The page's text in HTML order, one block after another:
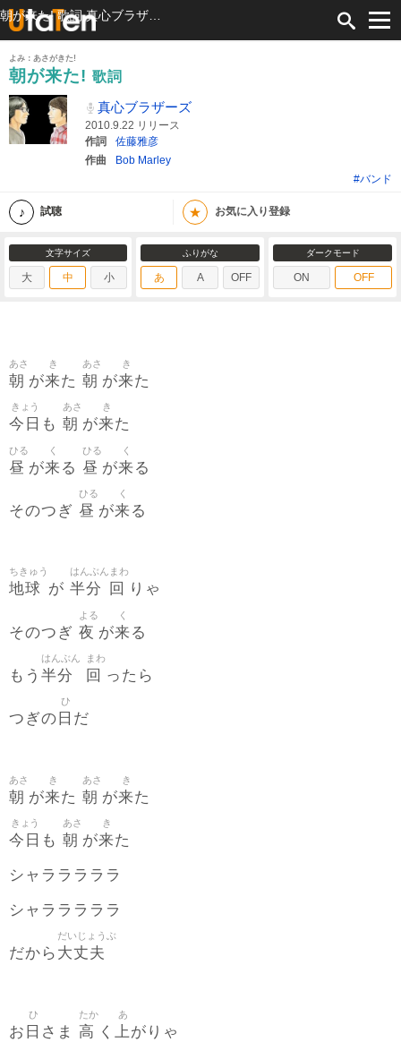
よみ：あさがきた!
朝が来た! 歌詞
真心ブラザーズ
2010.9.22 リリース
作詞
佐藤雅彦
作曲
Bob Marley
#バンド
試聴 ★ お気に入り登録
文字サイズ
大 中 小
ふりがな
あ A OFF
ダークモード
ON OFF
朝
あさ
が来
き
た 朝
あさ
が来
き
た
今日
きょう
も 朝
あさ
が来
き
た
昼
ひる
が来
く
る 昼
ひる
が来
く
る
そのつぎ 昼
ひる
が来
く
る
地球
ちきゅう
が 半分
はんぶん
回
まわ
りゃ
そのつぎ 夜
よる
が来
く
る
もう 半分
はんぶん
回
まわ
ったら
つぎの 日
ひ
だ
朝
あさ
が来
き
た 朝
あさ
が来
き
た
今日
きょう
も 朝
あさ
が来
き
た
シャラララララ
シャラララララ
だから 大丈夫
だいじょうぶ
お 日
ひ
さま 高
たか
く 上
あ
がりゃ